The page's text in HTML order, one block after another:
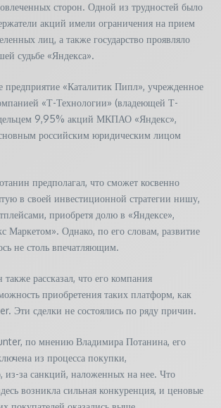
сторон. Одной из трудностей было
акций имели ограничения на прием
лиц, а также государство проявляло
судьбе «Яндекса».
предприятие «Каталитик Пипл», учрежденное
«Т-Технологии» (владеющей Т-
9,95% акций МКПАО «Яндекс»,
российским юридическим лицом
предполагал, что сможет косвенно
в своей инвестиционной стратегии нишу,
приобретя долю в «Яндексе»,
Маркетом». Однако, по его словам, развитие
не столь впечатляющим.
рассказал, что его компания
приобретения таких платформ, как
Эти сделки не состоялись по ряду причин.
по мнению Владимира Потанина, его
из процесса покупки,
из-за санкций, наложенных на нее. Что
возникла сильная конкуренция, и ценовые